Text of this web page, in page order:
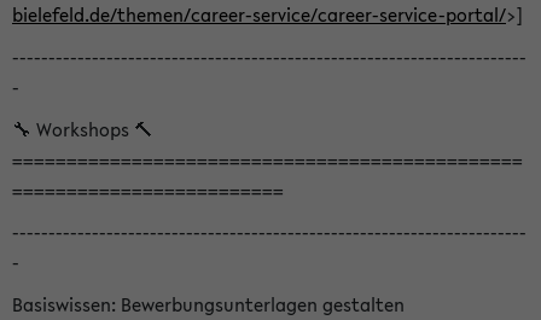
bielefeld.de/themen/career-service/career-service-portal/>]
-----------------------------------------------------------------------
-
🔧 Workshops 🔨
===============================================
=========================
-----------------------------------------------------------------------
-
Basiswissen: Bewerbungsunterlagen gestalten